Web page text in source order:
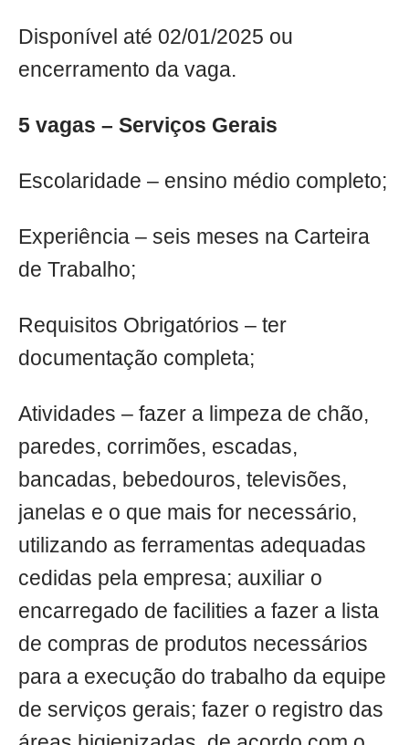
Disponível até 02/01/2025 ou
encerramento da vaga.
5 vagas – Serviços Gerais
Escolaridade – ensino médio completo;
Experiência – seis meses na Carteira
de Trabalho;
Requisitos Obrigatórios – ter
documentação completa;
Atividades – fazer a limpeza de chão,
paredes, corrimões, escadas,
bancadas, bebedouros, televisões,
janelas e o que mais for necessário,
utilizando as ferramentas adequadas
cedidas pela empresa; auxiliar o
encarregado de facilities a fazer a lista
de compras de produtos necessários
para a execução do trabalho da equipe
de serviços gerais; fazer o registro das